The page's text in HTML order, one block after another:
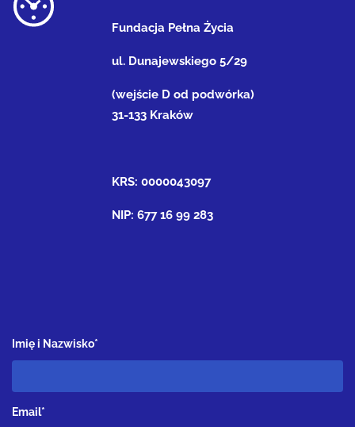
Fundacja Pełna Życia
ul. Dunajewskiego 5/29
(wejście D od podwórka)
31-133 Kraków
KRS: 0000043097
NIP: 677 16 99 283
Imię i Nazwisko*
Email*